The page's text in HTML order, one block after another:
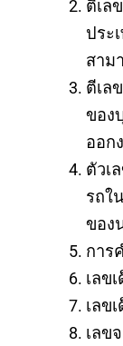
ตีเล
ประ
สาม
ตีเล
ของ
ออก
ตัวเ
รถใ
ของ
การ
เลข
เลข
เลข